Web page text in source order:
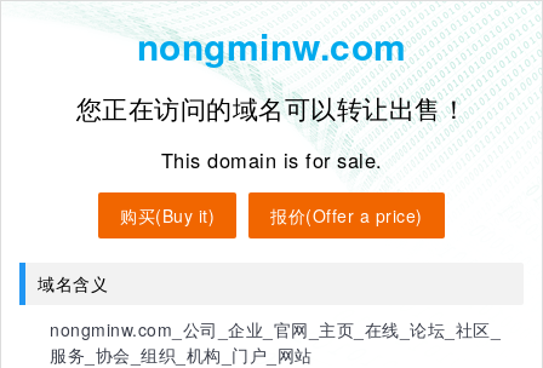
nongminw.com
您正在访问的域名可以转让出售！
This domain is for sale.
购买(Buy it) 报价(Offer a price)
域名含义
nongminw.com_公司_企业_官网_主页_在线_论坛_社区_
服务_协会_组织_机构_门户_网站